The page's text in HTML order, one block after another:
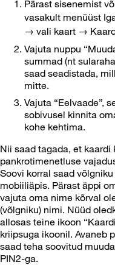
Pärast sisenemist
vasakult menüüst
→ vali kaart →
Vajuta nuppu
summad (nt
saad seadistada,
mitte.
Vajuta “Eelvaade”,
sobivusel kinnita
kohe kehtima.
Nii saad tagada, et
pankrotimenetluse
Soovi korral saad
mobiiliäpis. Pärast äppi
vajuta oma nime kõrval
(võlgniku) nimi. Nüüd
allosas teine ikoon
kriipsuga ikoonil. Avaneb
saad teha soovitud
PIN2-ga.